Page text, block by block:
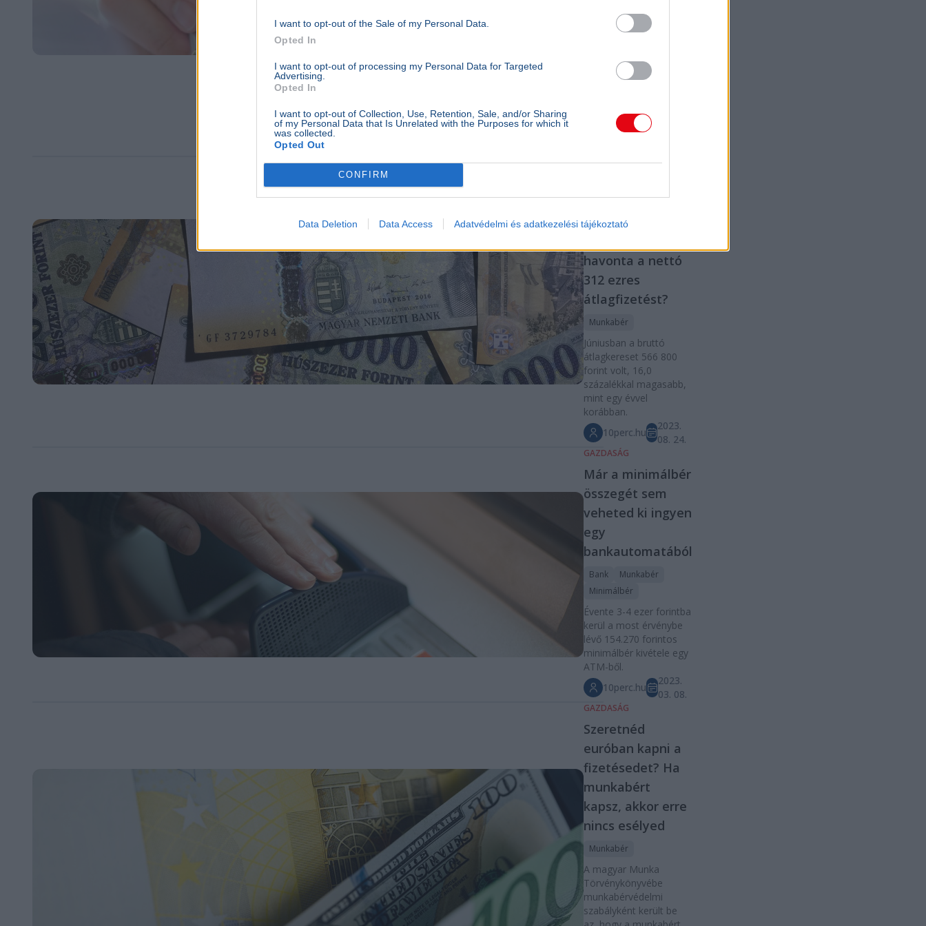
I want to opt-out of the Sale of my Personal Data.
Opted In
I want to opt-out of processing my Personal Data for Targeted
Advertising.
Opted In
I want to opt-out of Collection, Use, Retention, Sale, and/or Sharing
of my Personal Data that Is Unrelated with the Purposes for which it
was collected.
Opted Out
CONFIRM
Data Deletion Data Access Adatvédelmi és adatkezelési tájékoztató
forint az ilyenkor
kényszerűségből
teljes összege, nagyon
drága mulatság
folyószámlát.
GAZDASÁG
ellenőrizd a
számládat! Te is
havonta a nettó
312 ezres
átlagfizetést?
Munkabér
Júniusban a bruttó
átlagkereset 566 800
forint volt, 16,0
százalékkal magasabb,
mint egy évvel
korábban.
10perc.hu
2023.
08. 24.
GAZDASÁG
Már a minimálbér
összegét sem
veheted ki ingyen
egy
bankautomatából
Bank
Munkabér
Minimálbér
Évente 3-4 ezer forintba
kerül a most érvénybe
lévő 154.270 forintos
minimálbér kivétele egy
ATM-ből.
10perc.hu
2023.
03. 08.
GAZDASÁG
Szeretnéd
euróban kapni a
fizetésedet? Ha
munkabért
kapsz, akkor erre
nincs esélyed
Munkabér
A magyar Munka
Törvénykönyvébe
munkabérvédelmi
szabályként került be